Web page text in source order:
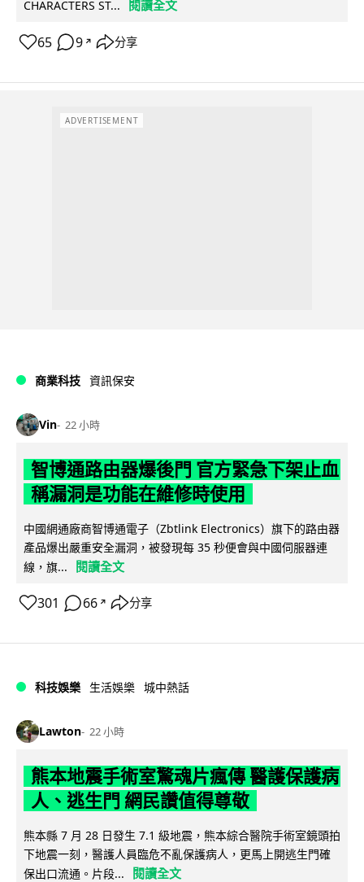
CHARACTERS ST... 閱讀全文
65 9 ↗ 分享
ADVERTISEMENT
商業科技 資訊保安
Vin 22 小時
智博通路由器爆後門 官方緊急下架止血
稱漏洞是功能在維修時使用
中國網通廠商智博通電子（Zbtlink Electronics）旗下的路由器
產品爆出嚴重安全漏洞，被發現每 35 秒便會與中國伺服器連
線，旗...
閱讀全文
301 66 ↗ 分享
科技娛樂 生活娛樂 城中熱話
Lawton 22 小時
熊本地震手術室驚魂片瘋傳 醫護保護病
人、逃生門 網民讚值得尊敬
熊本縣 7 月 28 日發生 7.1 級地震，熊本綜合醫院手術室鏡頭拍
下地震一刻，醫護人員臨危不亂保護病人，更馬上開逃生門確
保出口流通。片段...
閱讀全文